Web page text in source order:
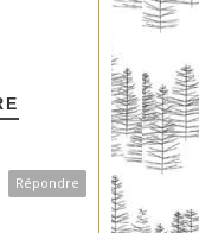
Répondre